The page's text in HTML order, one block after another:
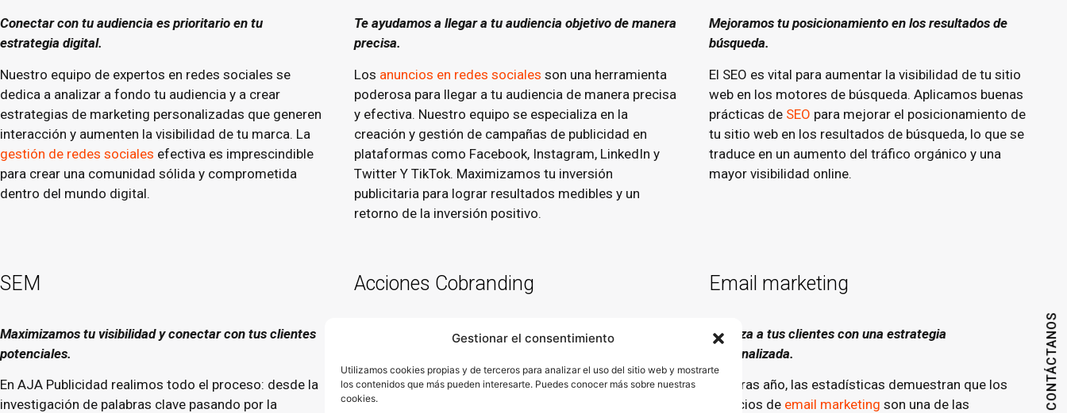
Gestionar el consentimiento
Utilizamos cookies propias y de terceros para analizar el uso del sitio web y mostrarte
los contenidos que más pueden interesarte. Puedes conocer más sobre nuestras
cookies.
CONTÁCTANOS
Conectar con tu audiencia es prioritario en tu
estrategia digital.
Nuestro equipo de expertos en redes sociales se
dedica a analizar a fondo tu audiencia y a crear
estrategias de marketing personalizadas que generen
interacción y aumenten la visibilidad de tu marca. La
gestión de redes sociales efectiva es imprescindible
para crear una comunidad sólida y comprometida
dentro del mundo digital.
Te ayudamos a llegar a tu audiencia objetivo de manera
precisa.
Los anuncios en redes sociales son una herramienta
poderosa para llegar a tu audiencia de manera precisa
y efectiva. Nuestro equipo se especializa en la
creación y gestión de campañas de publicidad en
plataformas como Facebook, Instagram, LinkedIn y
Twitter Y TikTok. Maximizamos tu inversión
publicitaria para lograr resultados medibles y un
retorno de la inversión positivo.
Mejoramos tu posicionamiento en los resultados de
búsqueda.
El SEO es vital para aumentar la visibilidad de tu sitio
web en los motores de búsqueda. Aplicamos buenas
prácticas de SEO para mejorar el posicionamiento de
tu sitio web en los resultados de búsqueda, lo que se
traduce en un aumento del tráfico orgánico y una
mayor visibilidad online.
SEM
Maximizamos tu visibilidad y conectar con tus clientes
potenciales.
En AJA Publicidad realimos todo el proceso: desde la
investigación de palabras clave pasando por la
Acciones Cobranding
Te ayudamos a potenciar la credibilidad y
Las acciones de cobranding son una estrategia
efectiva para fortalecer la credibilidad de tu marca al
Email marketing
Fideliza a tus clientes con una estrategia
personalizada.
Año tras año, las estadísticas demuestran que los
servicios de email marketing son una de las